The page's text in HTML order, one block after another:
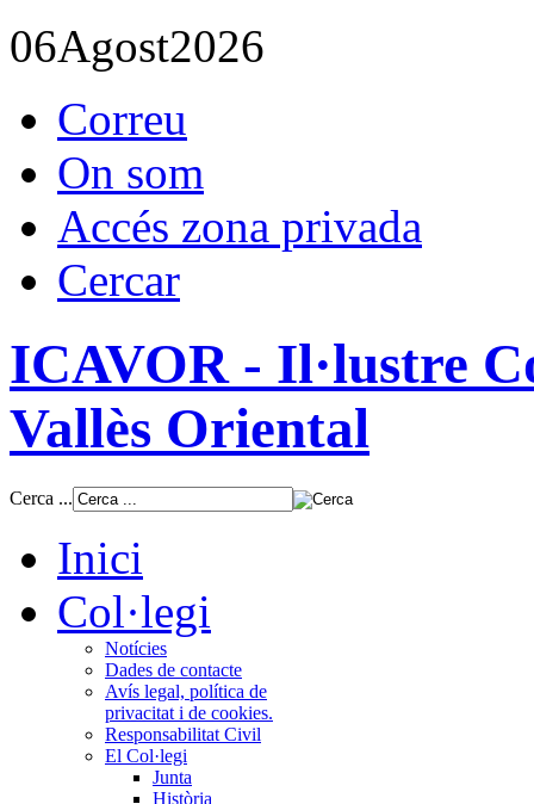
06Agost2026
Correu
On som
Accés zona privada
Cercar
ICAVOR - Il·lustre
Vallès Oriental
Cerca ...
Inici
Col·legi
Notícies
Dades de contacte
Avís legal, política de
privacitat i de cookies.
Responsabilitat Civil
El Col·legi
Junta
Història